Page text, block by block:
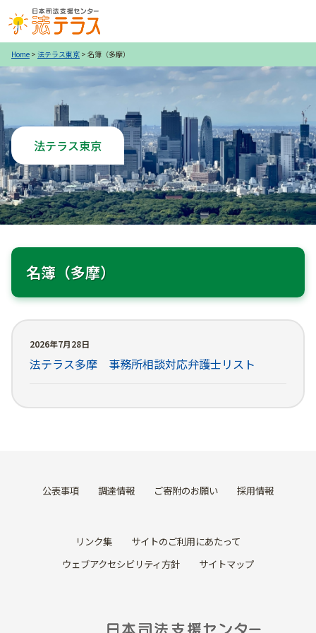
Home > 法テラス東京 > 名簿（多摩）
法テラス東京
名簿（多摩）
2026年7月28日
法テラス多摩 事務所相談対応弁護士リスト
公表事項 調達情報 ご寄附のお願い 採用情報
リンク集
サイトのご利用にあたって
ウェブアクセシビリティ方針
サイトマップ